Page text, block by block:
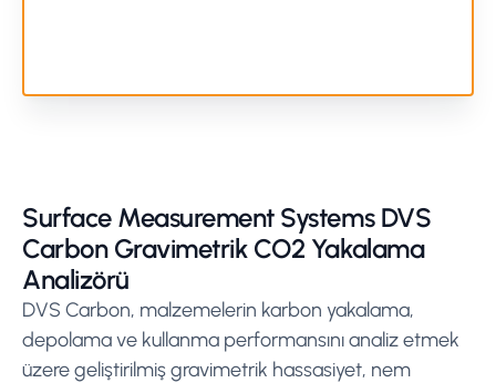
Surface Measurement Systems DVS
Carbon Gravimetrik CO2 Yakalama
Analizörü
DVS Carbon, malzemelerin karbon yakalama,
depolama ve kullanma performansını analiz etmek
üzere geliştirilmiş gravimetrik hassasiyet, nem